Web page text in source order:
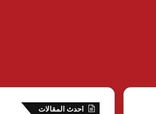
احدث المقالات